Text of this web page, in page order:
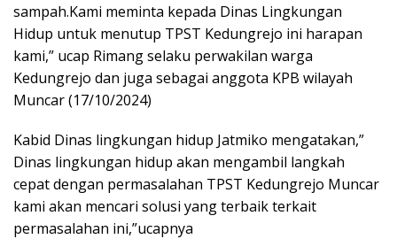
sampah.Kami meminta kepada Dinas Lingkungan
Hidup untuk menutup TPST Kedungrejo ini harapan
kami,” ucap Rimang selaku perwakilan warga
Kedungrejo dan juga sebagai anggota KPB wilayah
Muncar (17/10/2024)
Kabid Dinas lingkungan hidup Jatmiko mengatakan,”
Dinas lingkungan hidup akan mengambil langkah
cepat dengan permasalahan TPST Kedungrejo Muncar
kami akan mencari solusi yang terbaik terkait
permasalahan ini,”ucapnya